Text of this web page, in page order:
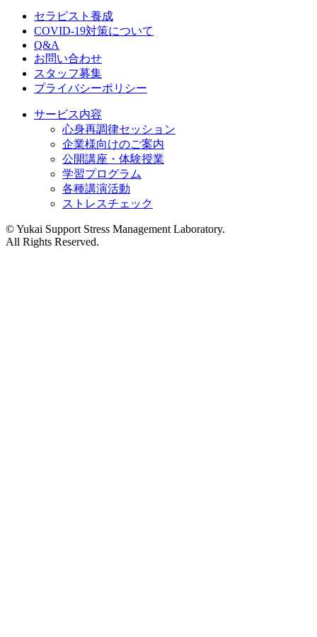
セラピスト養成
COVID-19対策について
Q&A
お問い合わせ
スタッフ募集
プライバシーポリシー
サービス内容
心身再調律セッション
企業様向けのご案内
公開講座・体験授業
学習プログラム
各種講演活動
ストレスチェック
©︎ Yukai Support Stress Management Laboratory.
All Rights Reserved.